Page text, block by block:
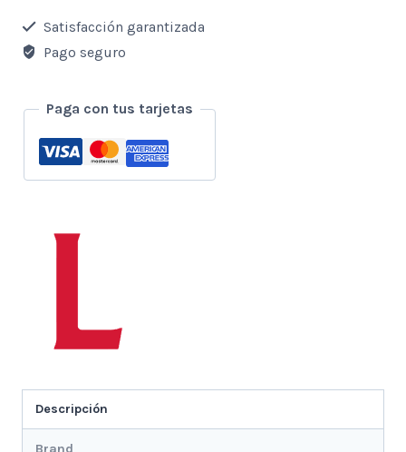
de
Varias
Aphrodisia
cantidad
Satisfacción garantizada
Pago seguro
Paga con tus tarjetas
Descripción
Brand